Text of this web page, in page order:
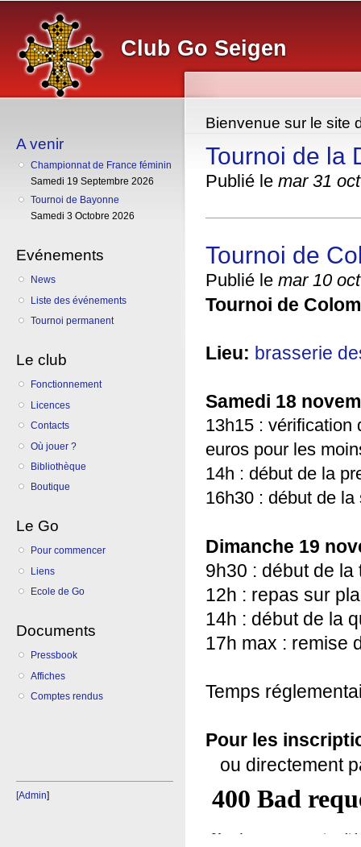
Club Go Seigen
A venir
Championnat de France féminin
Samedi 19 Septembre 2026
Tournoi de Bayonne
Samedi 3 Octobre 2026
Evénements
News
Liste des événements
Tournoi permanent
Le club
Fonctionnement
Licences
Contacts
Où jouer ?
Bibliothèque
Boutique
Le Go
Pour commencer
Liens
Ecole de Go
Documents
Pressbook
Affiches
Comptes rendus
[Admin]
Bienvenue sur le site
Tournoi de la
Publié le mar 31
Tournoi de
Publié le mar 10
Tournoi de
Lieu: brasserie
Samedi 18
13h15 : vérification
euros pour les
14h : début de la
16h30 : début de la
Dimanche 19
9h30 : début de
12h : repas sur
14h : début de la
17h max : remise
Temps
Pour les
(link sends e-mail)
ou directement